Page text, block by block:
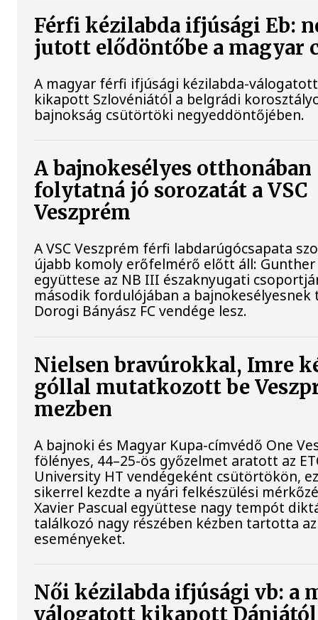
Férfi kézilabda ifjúsági Eb:
jutott elődöntőbe a magyar
A magyar férfi ifjúsági kézilabda-
kikapott Szlovéniától a belgrádi
bajnokság csütörtöki negyeddöntőjében.
A bajnokesélyes otthonában
folytatná jó sorozatát a VSC
Veszprém
A VSC Veszprém férfi labdarúgócsapata
újabb komoly erőfelmérő előtt áll:
együttese az NB III északnyugati
második fordulójában a
Dorogi Bányász FC vendége lesz.
Nielsen bravúrokkal, Imre
góllal mutatkozott be
mezben
A bajnoki és Magyar Kupa-címvédő One
fölényes, 44–25-ös győzelmet aratott az
University HT vendégeként csütörtökön,
sikerrel kezdte a nyári felkészülési
Xavier Pascual együttese nagy tempót
találkozó nagy részében kézben tartotta az
eseményeket.
Női kézilabda ifjúsági vb: a
válogatott kikapott Dániától